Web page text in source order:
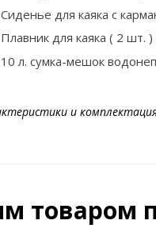
Сиденье для каяка с
Плавник для каяка ( 2 шт. )
10 л. сумка-мешок
и
товаром